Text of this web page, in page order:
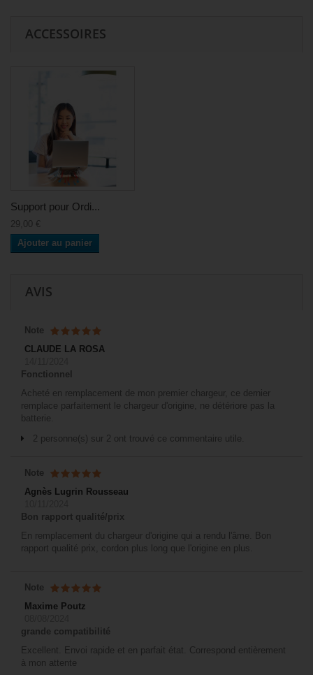
ACCESSOIRES
Support pour Ordi...
29,00 €
Ajouter au panier
AVIS
Note
CLAUDE LA ROSA
Fonctionnel
Acheté en remplacement de mon premier chargeur, ce dernier
remplace parfaitement le chargeur d'origine, ne détériore pas la
batterie.
2 personne(s) sur 2 ont trouvé ce commentaire utile.
Note
Agnès Lugrin Rousseau
Bon rapport qualité/prix
En remplacement du chargeur d'origine qui a rendu l'âme. Bon
rapport qualité prix, cordon plus long que l'origine en plus.
Note
Maxime Poutz
grande compatibilité
Excellent. Envoi rapide et en parfait état. Correspond entièrement
à mon attente